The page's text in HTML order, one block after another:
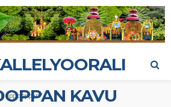
KAVU
appooppan"